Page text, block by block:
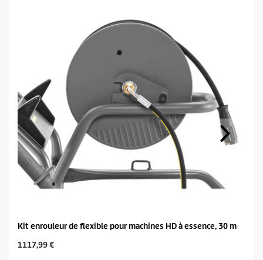
Kit enrouleur de flexible pour machines HD à essence, 30 m
C
1117,99 €